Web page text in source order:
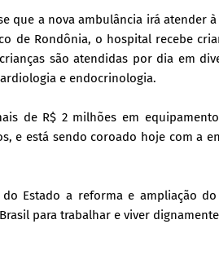
que a nova ambulância irá atender
de Rondônia, o hospital recebe
são atendidas por dia em
e endocrinologia.
de R$ 2 milhões em
e está sendo coroado hoje com a
Estado a reforma e ampliação
para trabalhar e viver